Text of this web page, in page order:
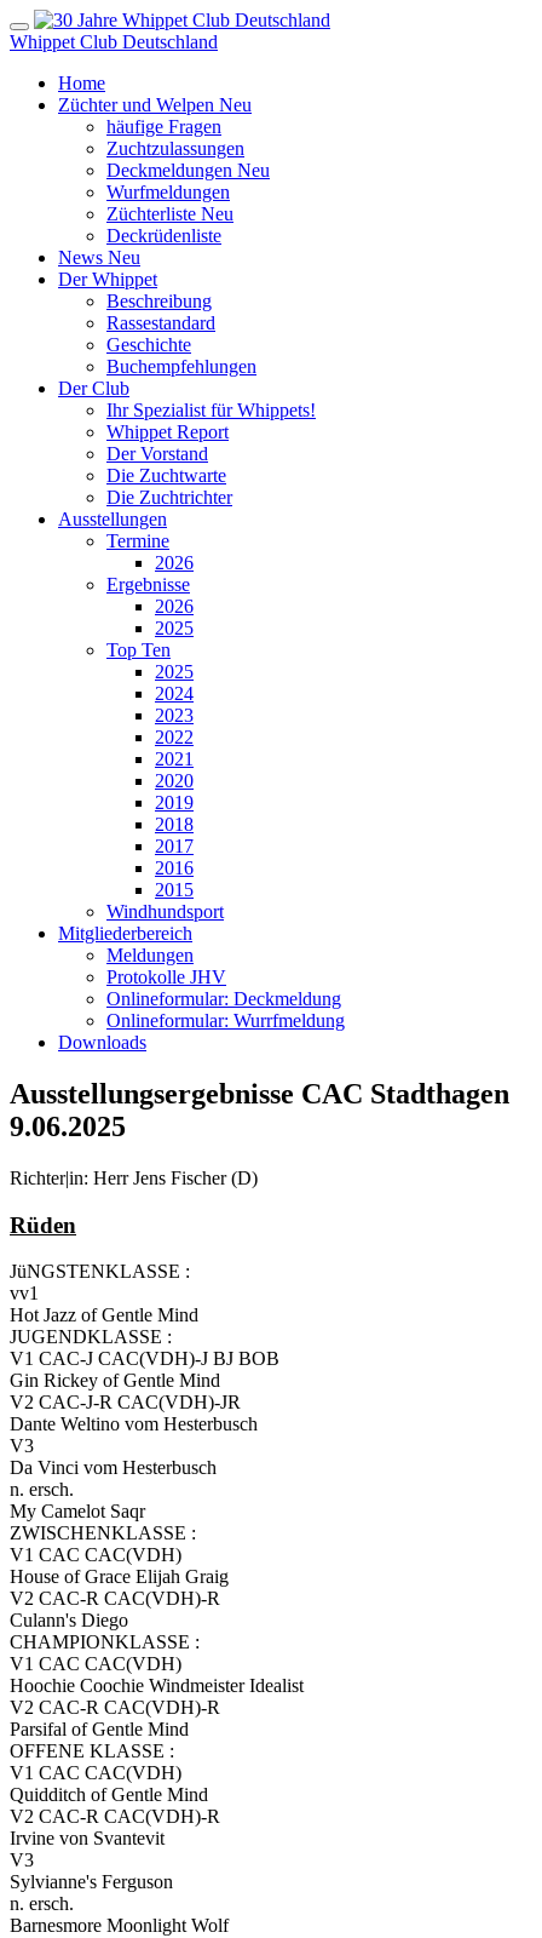
Whippet Club Deutschland
Home
Züchter und Welpen Neu
häufige Fragen
Zuchtzulassungen
Deckmeldungen Neu
Wurfmeldungen
Züchterliste Neu
Deckrüdenliste
News Neu
Der Whippet
Beschreibung
Rassestandard
Geschichte
Buchempfehlungen
Der Club
Ihr Spezialist für Whippets!
Whippet Report
Der Vorstand
Die Zuchtwarte
Die Zuchtrichter
Ausstellungen
Termine
2026
Ergebnisse
2026
2025
Top Ten
2025
2024
2023
2022
2021
2020
2019
2018
2017
2016
2015
Windhundsport
Mitgliederbereich
Meldungen
Protokolle JHV
Onlineformular: Deckmeldung
Onlineformular: Wurrfmeldung
Downloads
Ausstellungsergebnisse CAC Stadthagen
9.06.2025
Richter|in: Herr Jens Fischer (D)
Rüden
JüNGSTENKLASSE :
vv1
Hot Jazz of Gentle Mind
JUGENDKLASSE :
V1 CAC-J CAC(VDH)-J BJ BOB
Gin Rickey of Gentle Mind
V2 CAC-J-R CAC(VDH)-JR
Dante Weltino vom Hesterbusch
V3
Da Vinci vom Hesterbusch
n. ersch.
My Camelot Saqr
ZWISCHENKLASSE :
V1 CAC CAC(VDH)
House of Grace Elijah Graig
V2 CAC-R CAC(VDH)-R
Culann's Diego
CHAMPIONKLASSE :
V1 CAC CAC(VDH)
Hoochie Coochie Windmeister Idealist
V2 CAC-R CAC(VDH)-R
Parsifal of Gentle Mind
OFFENE KLASSE :
V1 CAC CAC(VDH)
Quidditch of Gentle Mind
V2 CAC-R CAC(VDH)-R
Irvine von Svantevit
V3
Sylvianne's Ferguson
n. ersch.
Barnesmore Moonlight Wolf